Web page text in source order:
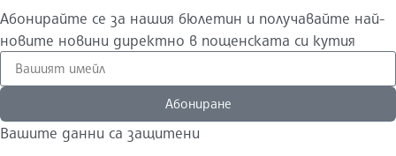
Абонирайте се за нашия бюлетин и получавайте най-
новите новини директно в пощенската си кутия
Абониране
Вашите данни са защитени